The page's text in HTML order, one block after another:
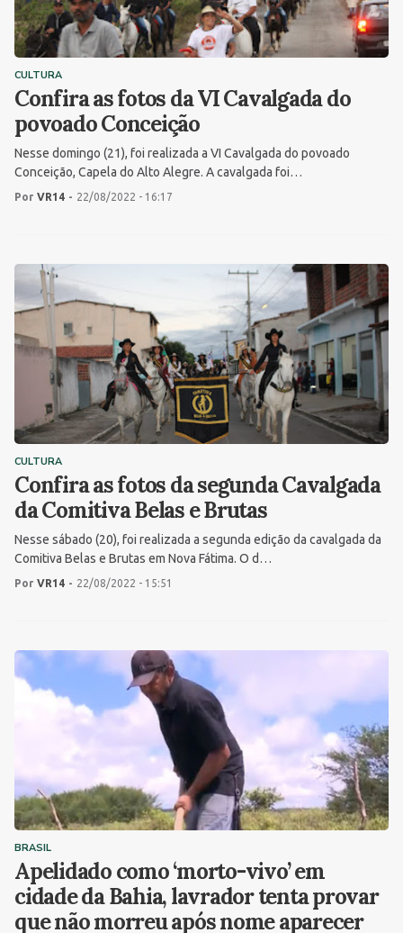
CULTURA
Confira as fotos da VI Cavalgada do
povoado Conceição
Nesse domingo (21), foi realizada a VI Cavalgada do povoado
Conceição, Capela do Alto Alegre. A cavalgada foi…
Por VR14 - 22/08/2022 - 16:17
CULTURA
Confira as fotos da segunda Cavalgada
da Comitiva Belas e Brutas
Nesse sábado (20), foi realizada a segunda edição da cavalgada da
Comitiva Belas e Brutas em Nova Fátima. O d…
Por VR14 - 22/08/2022 - 15:51
BRASIL
Apelidado como ‘morto-vivo’ em
cidade da Bahia, lavrador tenta provar
que não morreu após nome aparecer